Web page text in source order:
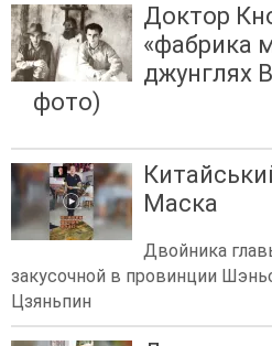
Доктор
«фабрика
джунглях
фото)
Маска
Двойника
закусочной в провинции
Цзяньпин